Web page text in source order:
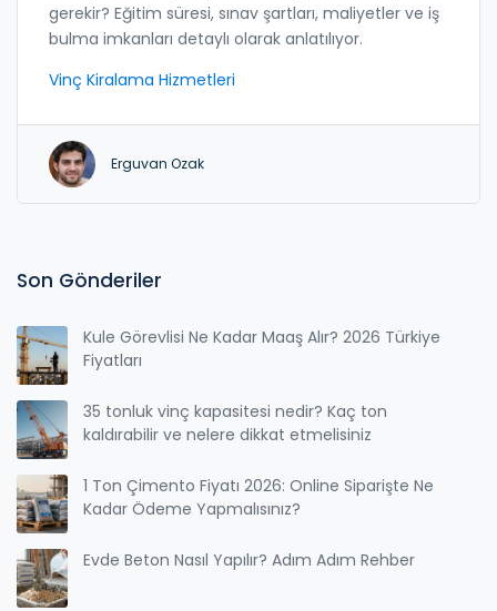
gerekir? Eğitim süresi, sınav şartları, maliyetler ve iş
bulma imkanları detaylı olarak anlatılıyor.
Vinç Kiralama Hizmetleri
Erguvan Ozak
Son Gönderiler
Kule Görevlisi Ne Kadar Maaş Alır? 2026 Türkiye
Fiyatları
35 tonluk vinç kapasitesi nedir? Kaç ton
kaldırabilir ve nelere dikkat etmelisiniz
1 Ton Çimento Fiyatı 2026: Online Siparişte Ne
Kadar Ödeme Yapmalısınız?
Evde Beton Nasıl Yapılır? Adım Adım Rehber